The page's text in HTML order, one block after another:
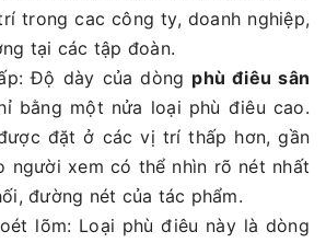
trong cac công ty, doanh nghiệp,
tại các tập đoàn.
Độ dày của dòng phù điêu sân
bằng một nửa loại phù điêu cao.
đặt ở các vị trí thấp hơn, gần
người xem có thể nhìn rõ nét nhất
đường nét của tác phẩm.
lõm: Loại phù điêu này là dòng